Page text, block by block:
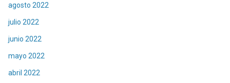
agosto 2022
julio 2022
junio 2022
mayo 2022
abril 2022